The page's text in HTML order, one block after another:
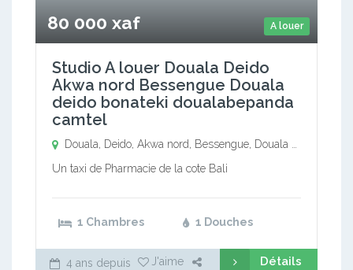
A louer
80 000 xaf
Studio A louer Douala Deido
Akwa nord Bessengue Douala
deido bonateki doualabepanda
camtel
Douala, Deido, Akwa nord, Bessengue, Douala deido bonateki, doualabepanda camtel,
Un taxi de Pharmacie de la cote Bali
1 Chambres 1 Douches
4 ans depuis J'aime Détails